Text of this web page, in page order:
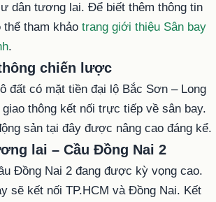
dân tương lai. Để biết thêm thông tin
tham khảo trang giới thiệu Sân bay
.
chiến lược
đất có mặt tiền đại lộ Bắc Sơn – Long
thông kết nối trực tiếp về sân bay.
sản tại đây được nâng cao đáng kể.
lai – Cầu Đồng Nai 2
Đồng Nai 2 đang được kỳ vọng cao.
sẽ kết nối TP.HCM và Đồng Nai. Kết